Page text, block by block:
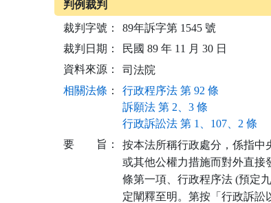
判例裁判
裁判字號：
89年訴字第 1545 號
裁判日期：
民國 89 年 11 月 30 日
資料來源：
司法院
相關法條 ：
行政程序法 第 92 條
訴願法 第 2、3 條
行政訴訟法 第 1、107、2 條
要
旨：
按本法所稱行政處分，係指中
或其他公權力措施而對外直接
條第一項、行政程序法 (預定
定闡釋至明。第按「行政訴訟